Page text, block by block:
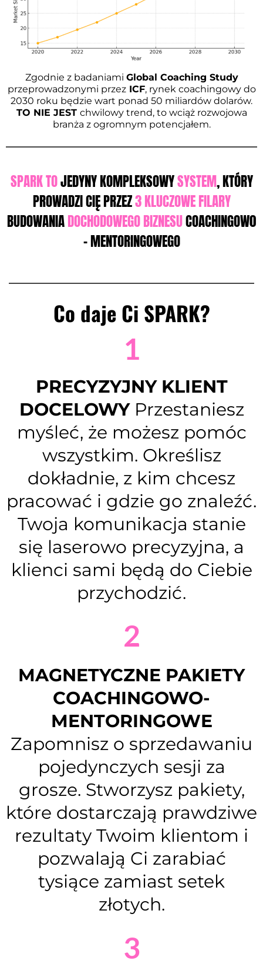
Zgodnie z badaniami Global Coaching Study
przeprowadzonymi przezICF, rynek coachingowy do
2030 roku będzie wart ponad 50 miliardów dolarów.
TO NIE JEST chwilowy trend, to wciąż rozwojowa
branża z ogromnym potencjałem.
SPARK TOJEDYNY KOMPLEKSOWYSYSTEM, KTÓRY
PROWADZI CIĘPRZEZ3 KLUCZOWE FILARY
BUDOWANIADOCHODOWEGO BIZNESUCOACHINGOW0
- MENTORINGOWEGO
Co daje Ci SPARK?
1
PRECYZYJNY KLIENT
DOCELOWYPrzestaniesz
myśleć, że możesz pomóc
wszystkim. Określisz
dokładnie, z kim chcesz
pracować i gdzie go znaleźć.
Twoja komunikacja stanie
się laserowo precyzyjna, a
klienci sami będą do Ciebie
przychodzić.
2
MAGNETYCZNE PAKIETY
COACHINGOWO-
MENTORINGOWE
Zapomnisz o sprzedawaniu
pojedynczych sesji za
grosze. Stworzysz pakiety,
które dostarczają prawdziwe
rezultaty Twoim klientom i
pozwalają Ci zarabiać
tysiące zamiast setek
złotych.
3